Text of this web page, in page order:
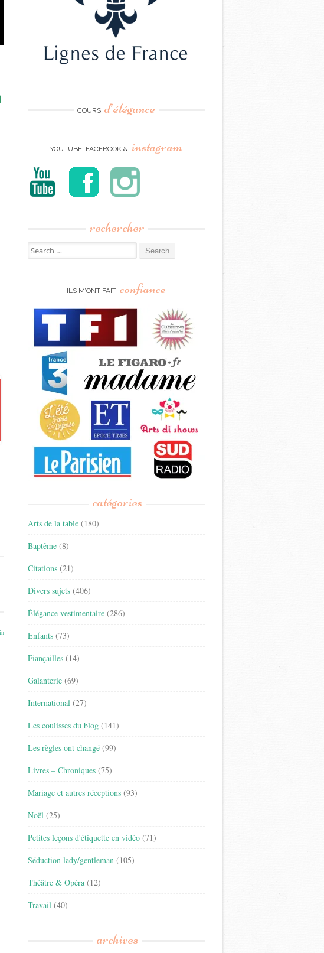
COURS d’élégance
YOUTUBE, FACEBOOK & instagram
rechercher
Search
for:
ILS M’ONT FAIT confiance
catégories
Arts de la table (180)
Baptême (8)
Citations (21)
Divers sujets (406)
Élégance vestimentaire (286)
Enfants (73)
Fiançailles (14)
Galanterie (69)
International (27)
Les coulisses du blog (141)
Les règles ont changé (99)
Livres – Chroniques (75)
Mariage et autres réceptions (93)
Noël (25)
Petites leçons d'étiquette en vidéo (71)
Séduction lady/gentleman (105)
Théâtre & Opéra (12)
Travail (40)
archives